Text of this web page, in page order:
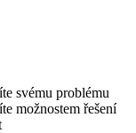
svému problému
možnostem řešení